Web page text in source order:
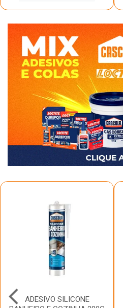
ADESIVO SILICONE